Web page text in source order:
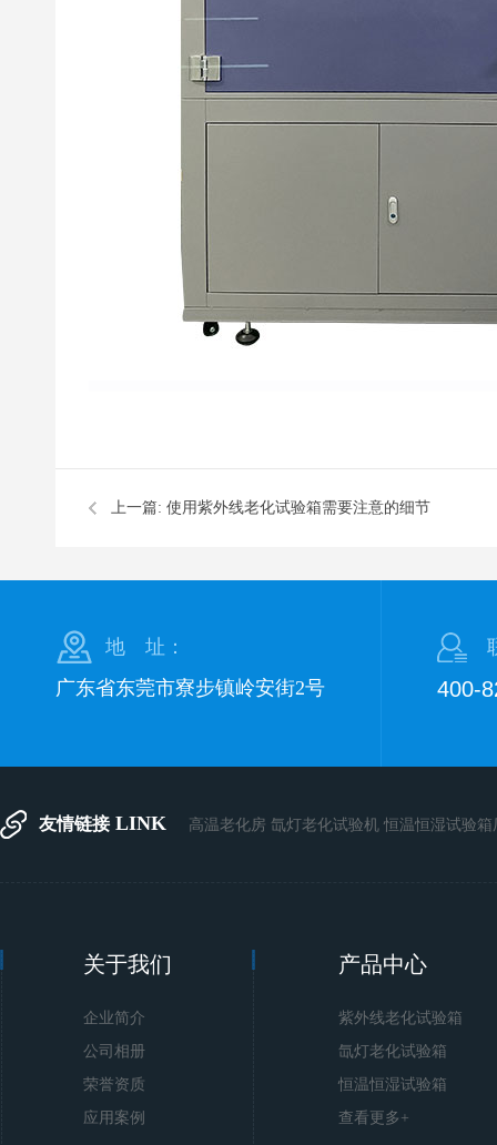
上一篇: 使用紫外线老化试验箱需要注意的细节
地 址：
广东省东莞市寮步镇岭安街2号
400-
友情链接 LINK 高温老化房 氙灯老化试验机 恒温恒湿试验箱
关于我们
企业简介
公司相册
荣誉资质
应用案例
产品中心
紫外线老化试验箱
氙灯老化试验箱
恒温恒湿试验箱
查看更多+